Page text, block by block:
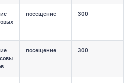
посещение 300
посещение 300